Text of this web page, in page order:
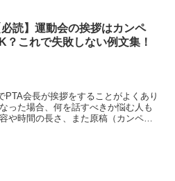
必読】運動会の挨拶はカンペ
？これで失敗しない例文集！
PTA会長が挨拶をすることがよくあり
った場合、何を話すべきか悩む人も
や時間の長さ、また原稿（カンペ）